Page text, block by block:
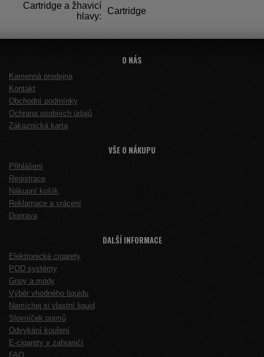
Cartridge a žhavicí
hlavy:
Cartridge
O NÁS
Kamenná prodejna
Kontakt
Obchodní podmínky
Ochrana osobních údajů
Zákaznická karta
VŠE O NÁKUPU
Přihlášení
Registrace
Nákupní košík
Reklamace a vrácení
Doprava
DALŠÍ INFORMACE
Elektronické cigarety
POD systémy
Gripy a módy
Výběr vhodného liquidu
Namíchej si vlastní liquid
Slovníček pojmů
Odvykání kouření
E-cigarety v zahraničí
FAQ